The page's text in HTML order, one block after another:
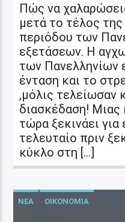
Πώς να
μετά το τέλος της
περιόδου των
εξετάσεων. Η
των Πανελληνίων
ένταση και το
,μόλις τελείωσαν
διασκέδαση! Μιας
τώρα ξεκινάει για
τελευταίο πριν
κύκλο στη […]
ΝΕΑ ΟΙΚΟΝΟΜΙΑ